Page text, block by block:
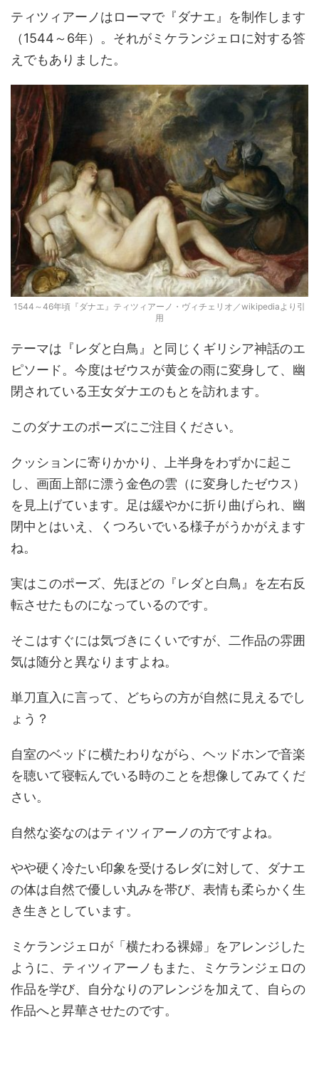
ティツィアーノはローマで『ダナエ』を制作します
（1544～6年）。それがミケランジェロに対する答
えでもありました。
1544～46年頃『ダナエ』ティツィアーノ・ヴィチェリオ／wikipediaより引
用
テーマは『レダと白鳥』と同じくギリシア神話のエ
ピソード。今度はゼウスが黄金の雨に変身して、幽
閉されている王女ダナエのもとを訪れます。
このダナエのポーズにご注目ください。
クッションに寄りかかり、上半身をわずかに起こ
し、画面上部に漂う金色の雲（に変身したゼウス）
を見上げています。足は緩やかに折り曲げられ、幽
閉中とはいえ、くつろいでいる様子がうかがえます
ね。
実はこのポーズ、先ほどの『レダと白鳥』を左右反
転させたものになっているのです。
そこはすぐには気づきにくいですが、二作品の雰囲
気は随分と異なりますよね。
単刀直入に言って、どちらの方が自然に見えるでし
ょう？
自室のベッドに横たわりながら、ヘッドホンで音楽
を聴いて寝転んでいる時のことを想像してみてくだ
さい。
自然な姿なのはティツィアーノの方ですよね。
やや硬く冷たい印象を受けるレダに対して、ダナエ
の体は自然で優しい丸みを帯び、表情も柔らかく生
き生きとしています。
ミケランジェロが「横たわる裸婦」をアレンジした
ように、ティツィアーノもまた、ミケランジェロの
作品を学び、自分なりのアレンジを加えて、自らの
作品へと昇華させたのです。